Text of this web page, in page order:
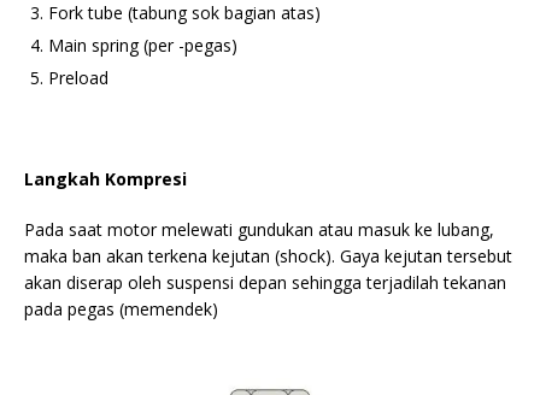
Fork tube (tabung sok bagian atas)
Main spring (per -pegas)
Preload
Langkah Kompresi
Pada saat motor melewati gundukan atau masuk ke lubang,
maka ban akan terkena kejutan (shock). Gaya kejutan tersebut
akan diserap oleh suspensi depan sehingga terjadilah tekanan
pada pegas (memendek)